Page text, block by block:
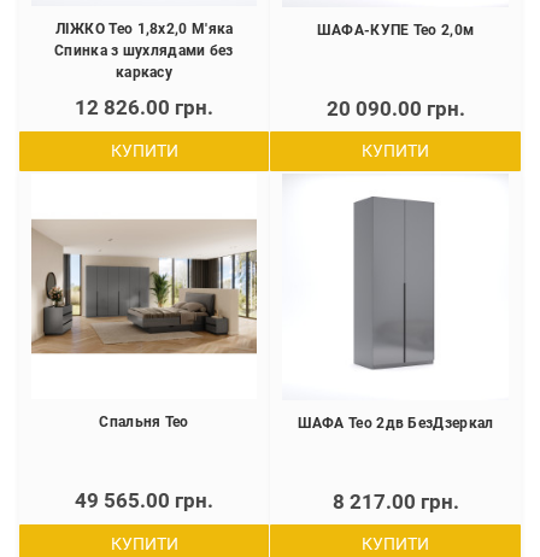
ЛІЖКО Тео 1,8х2,0 М'яка
Спинка з шухлядами без
каркасу
12 826.00 грн.
КУПИТИ
ШАФА-КУПЕ Тео 2,0м
20 090.00 грн.
КУПИТИ
Спальня Тео
49 565.00 грн.
КУПИТИ
ШАФА Тео 2дв БезДзеркал
8 217.00 грн.
КУПИТИ